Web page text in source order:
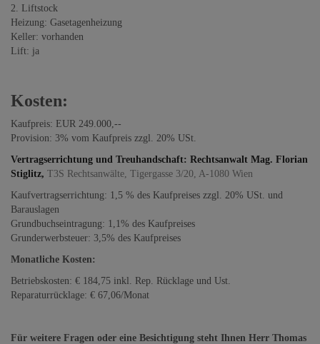
2. Liftstock
Heizung: Gasetagenheizung
Keller: vorhanden
Lift: ja
Kosten:
Kaufpreis: EUR 249.000,--
Provision: 3% vom Kaufpreis zzgl. 20% USt.
Vertragserrichtung und Treuhandschaft: Rechtsanwalt Mag. Florian
Stiglitz, T3S Rechtsanwälte, Tigergasse 3/20, A-1080 Wien
Kaufvertragserrichtung: 1,5 % des Kaufpreises zzgl. 20% USt. und
Barauslagen
Grundbuchseintragung: 1,1% des Kaufpreises
Grunderwerbsteuer: 3,5% des Kaufpreises
Monatliche Kosten:
Betriebskosten: € 184,75 inkl. Rep. Rücklage und Ust.
Reparaturrücklage: € 67,06/Monat
Für weitere Fragen oder eine Besichtigung steht Ihnen Herr Thomas